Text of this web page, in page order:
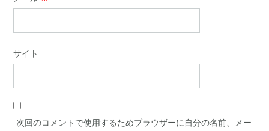
サイト
次回のコメントで使用するためブラウザーに自分の名前、メー